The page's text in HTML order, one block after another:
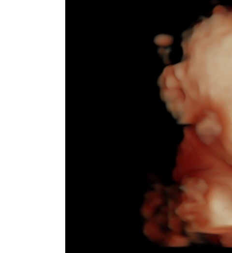
Me llamo Esther y soy la menor de cuatro hermanas
casa siempre se ha hablado de la maternidad
muerte de mi primer y único hijo, Ager. El 30 de marzo